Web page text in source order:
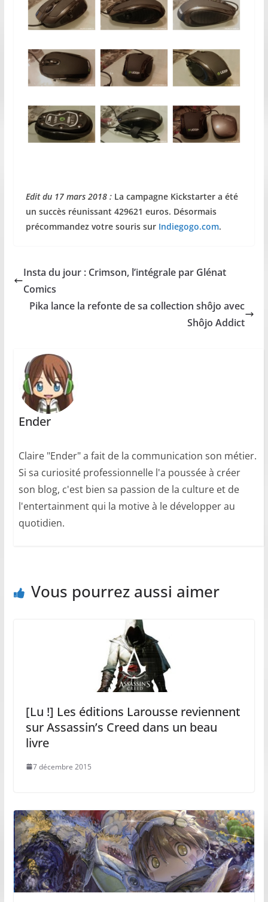
Edit du 17 mars 2018 :La campagne Kickstarter a été
un succès réunissant 429621 euros. Désormais
précommandez votre souris surIndiegogo.com.
Insta du jour : Crimson, l’intégrale par Glénat
Comics
Pika lance la refonte de sa collection shôjo avec
Shôjo Addict
Ender
Claire "Ender" a fait de la communication son métier.
Si sa curiosité professionnelle l'a poussée à créer
son blog, c'est bien sa passion de la culture et de
l'entertainment qui la motive à le développer au
quotidien.
Vous pourrez aussi aimer
[Lu !] Les éditions Larousse reviennent
sur Assassin’s Creed dans un beau
livre
7 décembre 2015